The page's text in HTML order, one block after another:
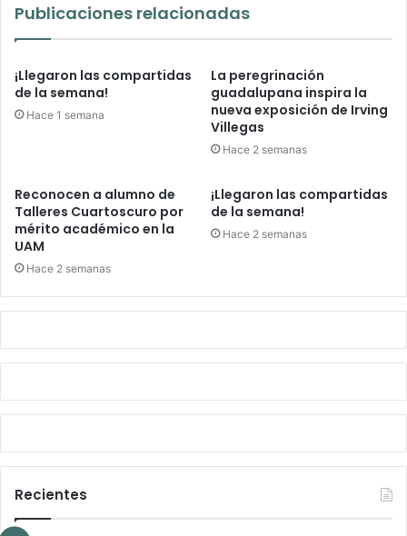
Publicaciones relacionadas
¡Llegaron las compartidas
de la semana!
Hace 1 semana
La peregrinación
guadalupana inspira la
nueva exposición de Irving
Villegas
Hace 2 semanas
Reconocen a alumno de
Talleres Cuartoscuro por
mérito académico en la
UAM
Hace 2 semanas
¡Llegaron las compartidas
de la semana!
Hace 2 semanas
Recientes